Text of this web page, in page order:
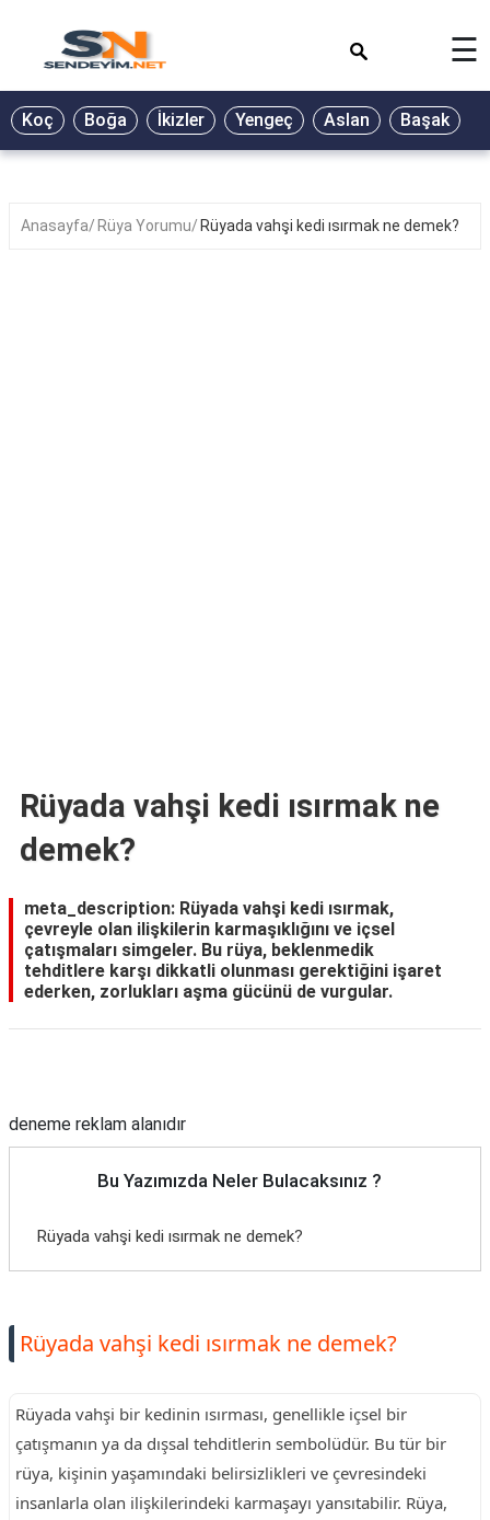
BİYOGRAFİ
GALERİ
☰
Koç Boğa İkizler Yengeç Aslan Başak
Anasayfa Rüya Yorumu Rüyada vahşi kedi ısırmak ne demek?
Rüyada vahşi kedi ısırmak ne
demek?
meta_description: Rüyada vahşi kedi ısırmak,
çevreyle olan ilişkilerin karmaşıklığını ve içsel
çatışmaları simgeler. Bu rüya, beklenmedik
tehditlere karşı dikkatli olunması gerektiğini işaret
ederken, zorlukları aşma gücünü de vurgular.
deneme reklam alanıdır
Bu Yazımızda Neler Bulacaksınız ?
Rüyada vahşi kedi ısırmak ne demek?
Rüyada vahşi kedi ısırmak ne demek?
Rüyada vahşi bir kedinin ısırması, genellikle içsel bir
çatışmanın ya da dışsal tehditlerin sembolüdür. Bu tür bir
rüya, kişinin yaşamındaki belirsizlikleri ve çevresindeki
insanlarla olan ilişkilerindeki karmaşayı yansıtabilir. Rüya,